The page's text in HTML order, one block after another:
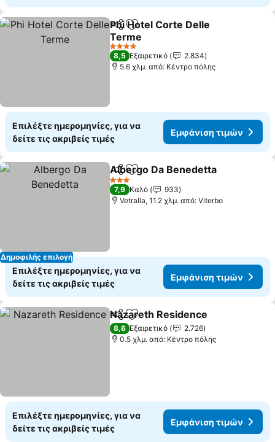
Κοινοποίηση
Προσθήκη στα αγαπημένα
Phi Hotel Corte Delle
Terme
4 Αστέρια
8,5 Εξαιρετικό
2.834
5.6 χλμ. από: Κέντρο πόλης
Επιλέξτε ημερομηνίες, για να
δείτε τις ακριβείς τιμές
Εμφάνιση τιμών
Δημοφιλής επιλογή
Κοινοποίηση
Προσθήκη στα αγαπημένα
Albergo Da Benedetta
3 Αστέρια
7,9 Καλό
933
Vetralla, 11.2 χλμ. από: Viterbo
Επιλέξτε ημερομηνίες, για να
δείτε τις ακριβείς τιμές
Εμφάνιση τιμών
Κοινοποίηση
Προσθήκη στα αγαπημένα
Nazareth Residence
8,6 Εξαιρετικό
2.726
0.5 χλμ. από: Κέντρο πόλης
Επιλέξτε ημερομηνίες, για να
δείτε τις ακριβείς τιμές
Εμφάνιση τιμών